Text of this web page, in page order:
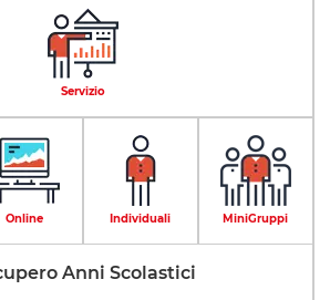
Servizio
Online Individuali MiniGruppi
Anni Scolastici